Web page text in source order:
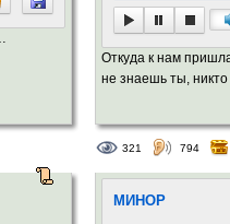
Откуда к нам
не знаешь ты, никто
321 794
МИНОР